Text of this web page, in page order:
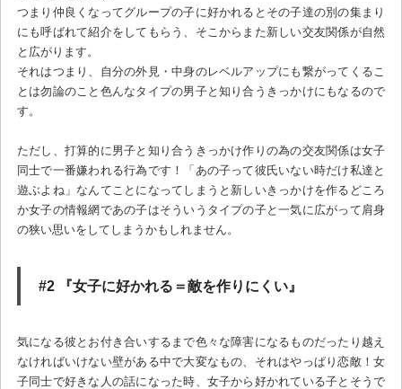
つまり仲良くなってグループの子に好かれるとその子達の別の集まり
にも呼ばれて紹介をしてもらう、そこからまた新しい交友関係が自然
と広がります。
それはつまり、自分の外見・中身のレベルアップにも繋がってくるこ
とは勿論のこと色んなタイプの男子と知り合うきっかけにもなるので
す。
ただし、打算的に男子と知り合うきっかけ作りの為の交友関係は女子
同士で一番嫌われる行為です！「あの子って彼氏いない時だけ私達と
遊ぶよね」なんてことになってしまうと新しいきっかけを作るどころ
か女子の情報網であの子はそういうタイプの子と一気に広がって肩身
の狭い思いをしてしまうかもしれません。
#2 『女子に好かれる＝敵を作りにくい』
気になる彼とお付き合いするまで色々な障害になるものだったり越え
なければいけない壁がある中で大変なもの、それはやっぱり恋敵！女
子同士で好きな人の話になった時、女子から好かれている子とそうで